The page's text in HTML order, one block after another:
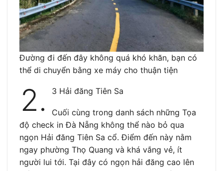
Đường đi đến đây không quá khó khăn, bạn có
thể di chuyển bằng xe máy cho thuận tiện
2. 3 Hải đăng Tiên Sa
Cuối cùng trong danh sách những Tọa
độ check in Đà Nẵng không thể nào bỏ qua
ngọn Hải đăng Tiên Sa cổ. Điểm đến này nằm
ngay phường Thọ Quang và khá vắng vẻ, ít
người lui tới. Tại đây có ngọn hải đăng cao lên